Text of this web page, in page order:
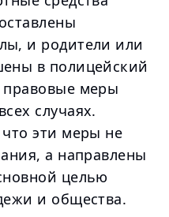
и родители или
в полицейский
меры
случаях.
эти меры не
а направлены
целью
и общества.